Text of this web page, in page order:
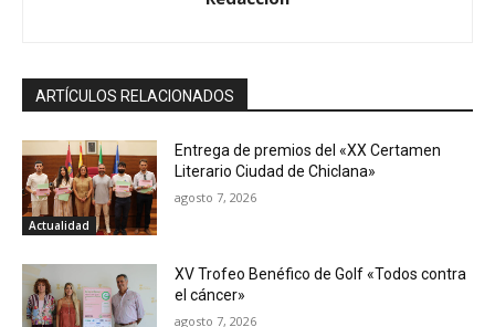
ARTÍCULOS RELACIONADOS
Actualidad
Entrega de premios del «XX Certamen
Literario Ciudad de Chiclana»
agosto 7, 2026
XV Trofeo Benéfico de Golf «Todos contra
el cáncer»
agosto 7, 2026